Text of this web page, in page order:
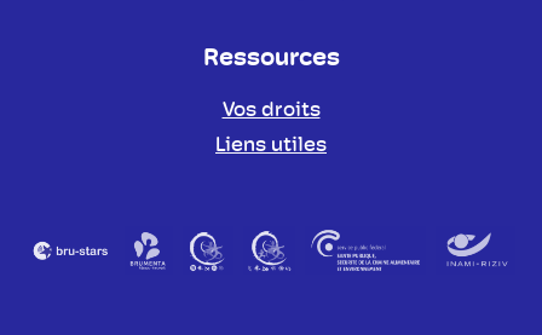
Ressources
Vos droits
Liens utiles
Partenaires